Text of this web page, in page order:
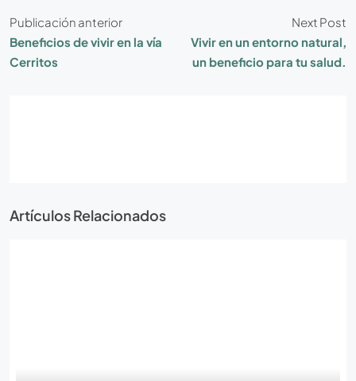
Publicación anterior
Beneficios de vivir en la vía
Cerritos
Next Post
Vivir en un entorno natural,
un beneficio para tu salud.
Artículos Relacionados